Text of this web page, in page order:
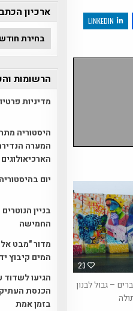
LINKEDIN
23
– גבול לבנון
ארכיון
ארכיון
הכתבות
הרשומות
מדיניות
היסטוריה
המערה
יום
בניין
החמישה
מדור "מבט
המים קיבוץ
הגיעו
הכנסת
בזמן אמת